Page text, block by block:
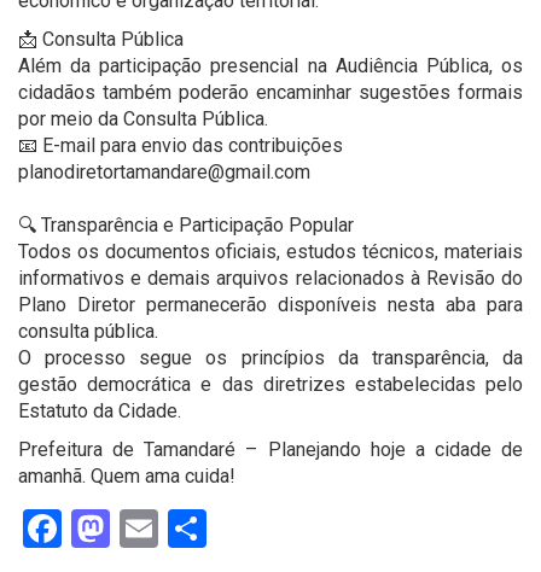
📩 Consulta Pública
Além da participação presencial na Audiência Pública, os
cidadãos também poderão encaminhar sugestões formais
por meio da Consulta Pública.
📧 E-mail para envio das contribuições
planodiretortamandare@gmail.com
🔍 Transparência e Participação Popular
Todos os documentos oficiais, estudos técnicos, materiais
informativos e demais arquivos relacionados à Revisão do
Plano Diretor permanecerão disponíveis nesta aba para
consulta pública.
O processo segue os princípios da transparência, da
gestão democrática e das diretrizes estabelecidas pelo
Estatuto da Cidade.
Prefeitura de Tamandaré – Planejando hoje a cidade de
amanhã. Quem ama cuida!
Facebook
Mastodon
Email